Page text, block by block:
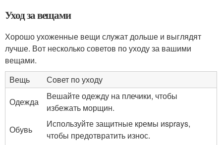
Уход за вещами
Хорошо ухоженные вещи служат дольше и выглядят
лучше. Вот несколько советов по уходу за вашими
вещами.
Вещь
Совет по уходу
Одежда
Вешайте одежду на плечики, чтобы
избежать морщин.
Обувь
Используйте защитные кремы иsprays,
чтобы предотвратить износ.